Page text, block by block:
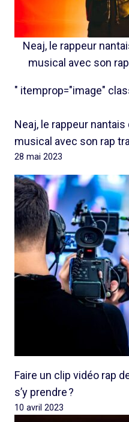
Neaj, le rappeur
musical avec son
" itemprop="image"
Neaj, le rappeur
musical avec son rap
28 mai 2023
Faire un clip vidéo rap
s’y prendre ?
10 avril 2023